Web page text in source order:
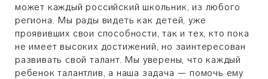
может каждый российский школьник, из любого
региона. Мы рады видеть как детей, уже
проявивших свои способности, так и тех, кто пока
не имеет высоких достижений, но заинтересован
развивать свой талант. Мы уверены, что каждый
ребенок талантлив, а наша задача — помочь ему